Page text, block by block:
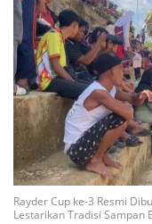
Rayder Cup ke-3 Resmi
Lestarikan Tradisi Sampan